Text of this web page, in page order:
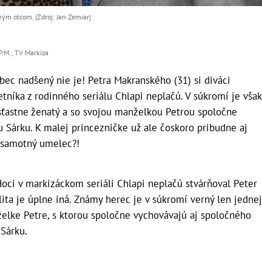
otcom. (Zdroj: Jan Zemiar)
TV Markíza
nadšený nie je! Petra Makranského (31) si diváci
z rodinného seriálu Chlapi neplačú. V súkromí je však
ženatý a so svojou manželkou Petrou spoločne
Sárku. K malej princezničke už ale čoskoro pribudne aj
umelec?!
v markizáckom seriáli Chlapi neplačú stvárňoval Peter
je úplne iná. Známy herec je v súkromí verný len jednej
Petre, s ktorou spoločne vychovávajú aj spoločného